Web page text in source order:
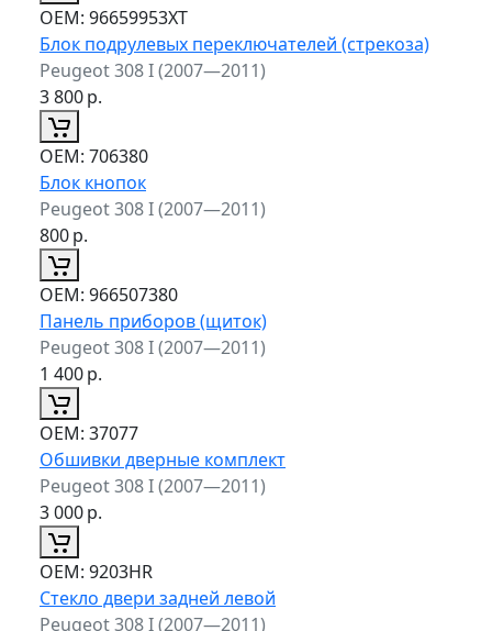
ОЕМ: 96659953XT
Блок подрулевых переключателей (стрекоза)
Peugeot 308 I (2007—2011)
3 800р.
ОЕМ: 706380
Блок кнопок
Peugeot 308 I (2007—2011)
800р.
ОЕМ: 966507380
Панель приборов (щиток)
Peugeot 308 I (2007—2011)
1 400р.
ОЕМ: 37077
Обшивки дверные комплект
Peugeot 308 I (2007—2011)
3 000р.
ОЕМ: 9203HR
Стекло двери задней левой
Peugeot 308 I (2007—2011)